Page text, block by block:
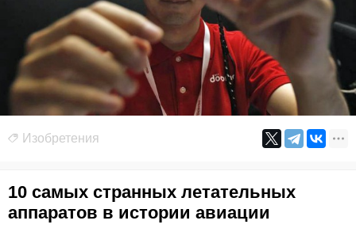
Изобретения
10 самых странных летательных
аппаратов в истории авиации